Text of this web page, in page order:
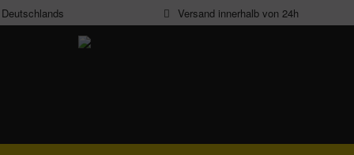
Versand innerhalb von 24h